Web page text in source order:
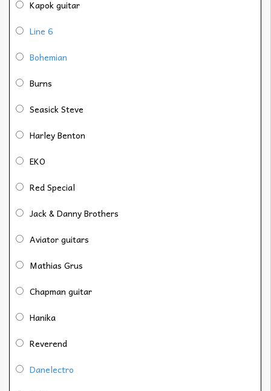
Kapok guitar
Line 6
Bohemian
Burns
Seasick Steve
Harley Benton
EKO
Red Special
Jack & Danny Brothers
Aviator guitars
Mathias Grus
Chapman guitar
Hanika
Reverend
Danelectro